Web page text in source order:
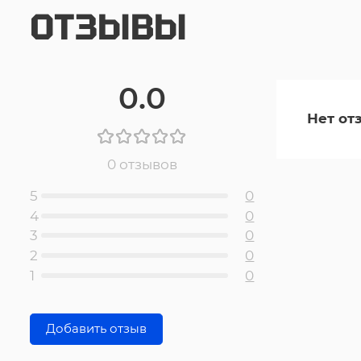
ОТЗЫВЫ
0.0
0 отзывов
5
0
4
0
3
0
2
0
1
0
Добавить отзыв
Нет